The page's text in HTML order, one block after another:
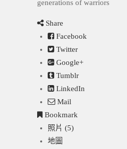
generations of warriors
Share
Facebook
Twitter
Google+
Tumblr
LinkedIn
Mail
Bookmark
照片 (5)
地圖